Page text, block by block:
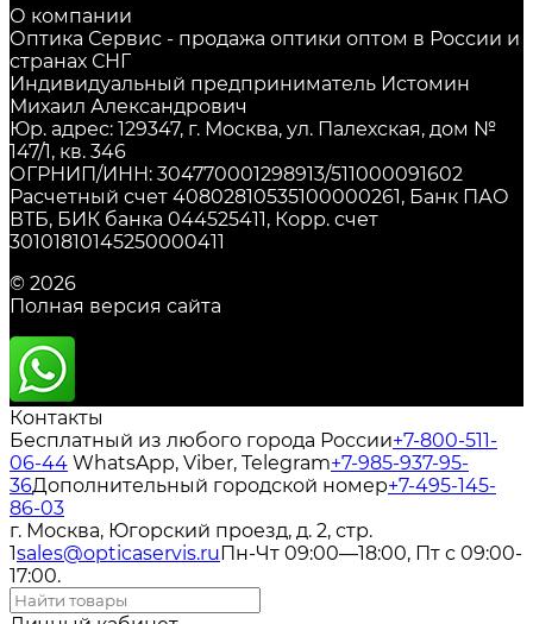
О компании
Оптика Сервис - продажа оптики оптом в России и
странах СНГ
Индивидуальный предприниматель Истомин
Михаил Александрович
Юр. адрес: 129347, г. Москва, ул. Палехская, дом №
147/1, кв. 346
ОГРНИП/ИНН: 304770001298913/511000091602
Расчетный счет 40802810535100000261, Банк ПАО
ВТБ, БИК банка 044525411, Корр. счет
30101810145250000411
© 2026
Полная версия сайта
Контакты
Бесплатный из любого города России+7-800-511-
06-44 WhatsApp, Viber, Telegram+7-985-937-95-
36Дополнительный городской номер+7-495-145-
86-03
г. Москва, Югорский проезд, д. 2, стр.
1sales@opticaservis.ruПн-Чт 09:00—18:00, Пт с 09:00-
17:00.